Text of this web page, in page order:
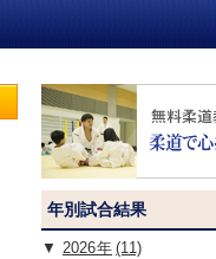
年別試合結果
2026
(11)